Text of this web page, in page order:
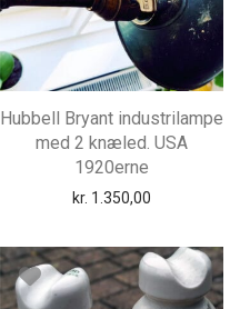
Hubbell Bryant industrilampe
med 2 knæled. USA
1920erne
kr. 1.350,00